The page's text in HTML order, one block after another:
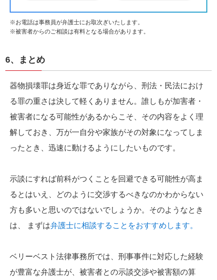
※お電話は事務員が弁護士にお取次ぎいたします。
※被害者からのご相談は有料となる場合があります。
6、まとめ
器物損壊罪は身近な罪でありながら、刑法・民法におけ
る罪の重さは決して軽くありません。誰しもが加害者・
被害者になる可能性があるからこそ、その内容をよく理
解しておき、万が一自分や家族がその対象になってしま
ったとき、迅速に動けるようにしたいものです。
示談にすれば前科がつくことを回避できる可能性が高ま
るとはいえ、どのように交渉するべきなのかわからない
方も多いと思いのではないでしょうか。そのようなとき
は、 まずは弁護士に相談することをおすすめします。
ベリーベスト法律事務所では、刑事事件に対応した経験
が豊富な弁護士が、被害者との示談交渉や被害額の算